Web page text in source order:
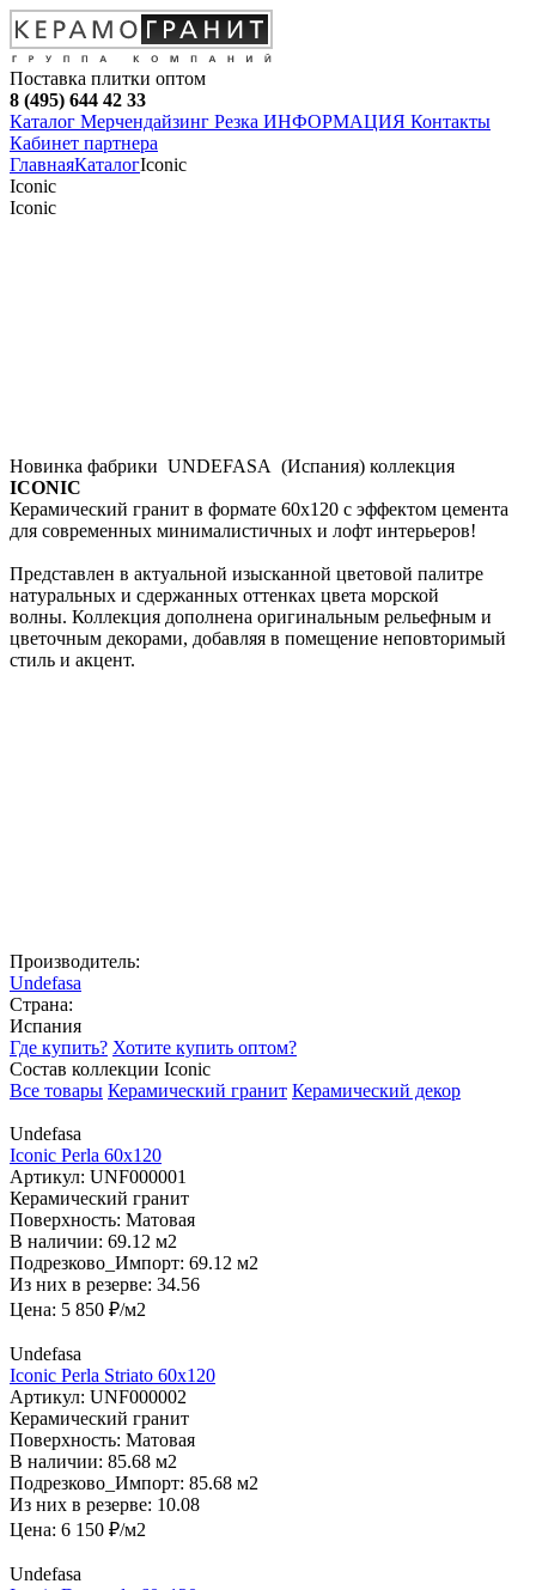
Поставка плитки оптом
8 (495) 644 42 33
Каталог Мерчендайзинг Резка ИНФОРМАЦИЯ Контакты
Кабинет партнера
ГлавнаяКаталогIconic
Iconic
Iconic
Новинка фабрики UNDEFASA (Испания) коллекция
ICONIC
Керамический гранит в формате 60х120 с эффектом цемента
для современных минималистичных и лофт интерьеров!
Представлен в актуальной изысканной цветовой палитре
натуральных и сдержанных оттенках цвета морской
волны. Коллекция дополнена оригинальным рельефным и
цветочным декорами, добавляя в помещение неповторимый
стиль и акцент.
Производитель:
Undefasa
Страна:
Испания
Где купить? Хотите купить оптом?
Состав коллекции Iconic
Все товары Керамический гранит Керамический декор
Undefasa
Iconic Perla 60х120
Артикул: UNF000001
Керамический гранит
Поверхность: Матовая
В наличии: 69.12 м2
Подрезково_Импорт: 69.12 м2
Из них в резерве: 34.56
Цена: 5 850 ₽/м2
Undefasa
Iconic Perla Striato 60х120
Артикул: UNF000002
Керамический гранит
Поверхность: Матовая
В наличии: 85.68 м2
Подрезково_Импорт: 85.68 м2
Из них в резерве: 10.08
Цена: 6 150 ₽/м2
Undefasa